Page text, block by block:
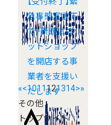
急事態宣言下
で、新規にネ
ットショップ
を開店する事
業者を支援い
たします
«<1011121314>»
その他
トップサイド